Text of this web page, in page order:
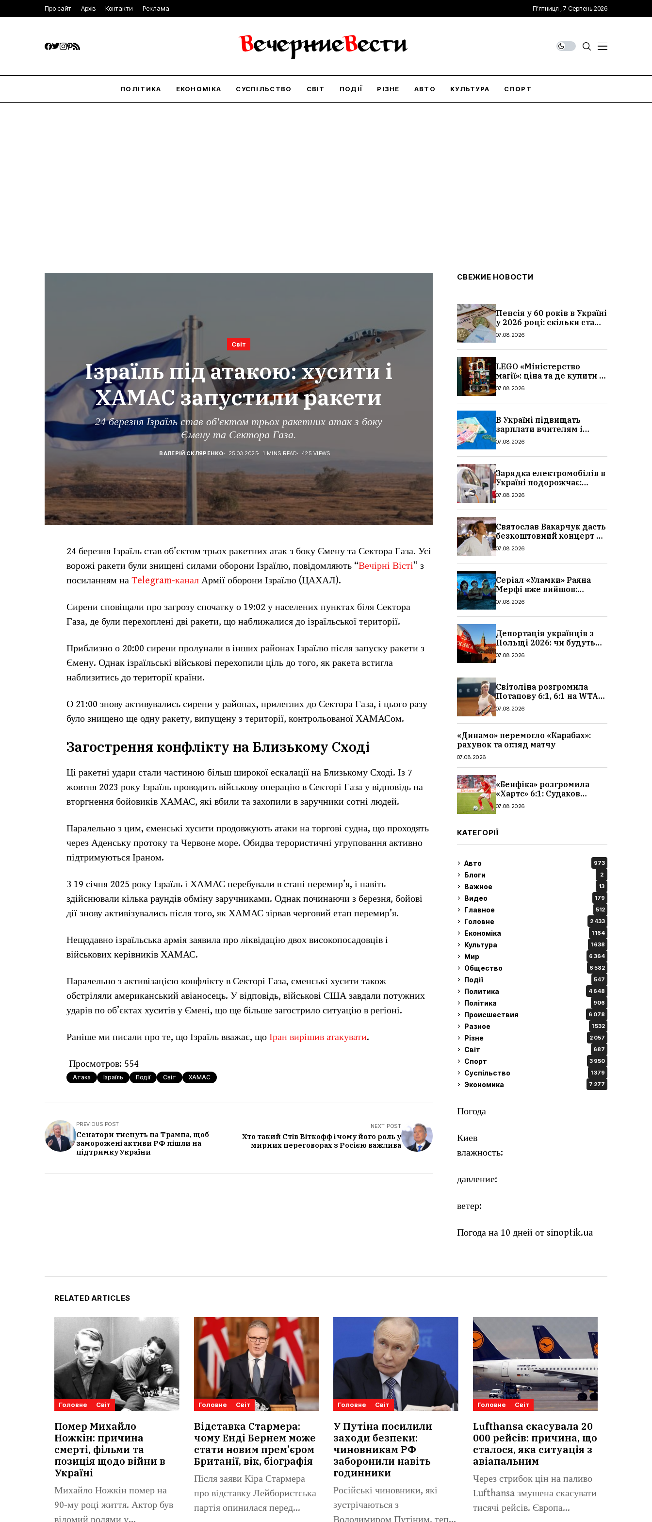
Про сайт Архів Контакти Реклама П’ятниця , 7 Серпень 2026
ПОЛІТИКА ЕКОНОМІКА СУСПІЛЬСТВО СВІТ ПОДІЇ РІЗНЕ АВТО КУЛЬТУРА СПОРТ
Світ
Ізраїль під атакою: хусити і
ХАМАС запустили ракети
24 березня Ізраїль став об'єктом трьох ракетних атак з боку
Ємену та Сектора Газа.
ВАЛЕРІЙ СКЛЯРЕНКО 25.03.2025 1 MINS READ 425 VIEWS
24 березня Ізраїль став об’єктом трьох ракетних атак з боку Ємену та Сектора Газа. Усі
ворожі ракети були знищені силами оборони Ізраїлю, повідомляють “Вечірні Вісті” з
посиланням на Telegram-канал Армії оборони Ізраїлю (ЦАХАЛ).
Сирени сповіщали про загрозу спочатку о 19:02 у населених пунктах біля Сектора
Газа, де були перехоплені дві ракети, що наближалися до ізраїльської території.
Приблизно о 20:00 сирени пролунали в інших районах Ізраїлю після запуску ракети з
Ємену. Однак ізраїльські військові перехопили ціль до того, як ракета встигла
наблизитись до території країни.
О 21:00 знову активувались сирени у районах, прилеглих до Сектора Газа, і цього разу
було знищено ще одну ракету, випущену з території, контрольованої ХАМАСом.
Загострення конфлікту на Близькому Сході
Ці ракетні удари стали частиною більш широкої ескалації на Близькому Сході. Із 7
жовтня 2023 року Ізраїль проводить військову операцію в Секторі Газа у відповідь на
вторгнення бойовиків ХАМАС, які вбили та захопили в заручники сотні людей.
Паралельно з цим, єменські хусити продовжують атаки на торгові судна, що проходять
через Аденську протоку та Червоне море. Обидва терористичні угруповання активно
підтримуються Іраном.
З 19 січня 2025 року Ізраїль і ХАМАС перебували в стані перемир’я, і навіть
здійснювали кілька раундів обміну заручниками. Однак починаючи з березня, бойові
дії знову активізувались після того, як ХАМАС зірвав черговий етап перемир’я.
Нещодавно ізраїльська армія заявила про ліквідацію двох високопосадовців і
військових керівників ХАМАС.
Паралельно з активізацією конфлікту в Секторі Газа, єменські хусити також
обстріляли американський авіаносець. У відповідь, військові США завдали потужних
ударів по об’єктах хуситів у Ємені, що ще більше загострило ситуацію в регіоні.
Раніше ми писали про те, що Ізраїль вважає, що Іран вирішив атакувати.
Просмотров: 554
Атака Ізраїль Події Світ ХАМАС
PREVIOUS POST
Сенатори тиснуть на Трампа, щоб
заморожені активи РФ пішли на
підтримку України
NEXT POST
Хто такий Стів Віткофф і чому його роль у
мирних переговорах з Росією важлива
СВЕЖИЕ НОВОСТИ
Пенсія у 60 років в Україні
у 2026 році: скільки стажу
потрібно, умови, кому
07.08.2026
LEGO «Міністерство
магії»: ціна та де купити в
Україні
07.08.2026
В Україні підвищать
зарплати вчителям і
стипендії студентам з 1
суми, розмір
07.08.2026
Зарядка електромобілів в
Україні подорожчає:
причина і нові ціни з
07.08.2026
Святослав Вакарчук дасть
безкоштовний концерт у
Львові: дата і місце
07.08.2026
Серіал «Уламки» Раяна
Мерфі вже вийшов:
сюжет, актори та всі
07.08.2026
Депортація українців з
Польщі 2026: чи будуть
висилати українських
07.08.2026
Світоліна розгромила
Потапову 6:1, 6:1 на WTA
1000 у Торонто
07.08.2026
«Динамо» перемогло «Карабах»:
рахунок та огляд матчу
07.08.2026
«Бенфіка» розгромила
«Хартс» 6:1: Судаков
відзначився асистом,
07.08.2026
КАТЕГОРІЇ
Авто 973
Блоги 2
Важное 13
Видео 179
Главное 512
Головне 2 433
Економіка 1 164
Культура 1 638
Мир 6 364
Общество 6 582
Події 547
Политика 4 648
Політика 906
Происшествия 6 078
Разное 1 532
Різне 2 057
Світ 687
Спорт 3 950
Суспільство 1 379
Экономика 7 277
Погода
Киев
влажность:
давление:
ветер:
Погода на 10 дней от sinoptik.ua
RELATED ARTICLES
Головне Світ
Помер Михайло
Ножкін: причина
смерті, фільми та
позиція щодо війни в
Україні
Михайло Ножкін помер на
90-му році життя. Актор був
Головне Світ
Відставка Стармера:
чому Енді Бернем може
стати новим прем’єром
Британії, вік, біографія
Після заяви Кіра Стармера
про відставку Лейбористська
партія опинилася перед
Головне Світ
У Путіна посилили
заходи безпеки:
чиновникам РФ
заборонили навіть
годинники
Російські чиновники, які
зустрічаються з
Головне Світ
Lufthansa скасувала 20
000 рейсів: причина, що
сталося, яка ситуація з
авіапальним
Через стрибок цін на паливо
Lufthansa змушена скасувати
тисячі рейсів. Європа